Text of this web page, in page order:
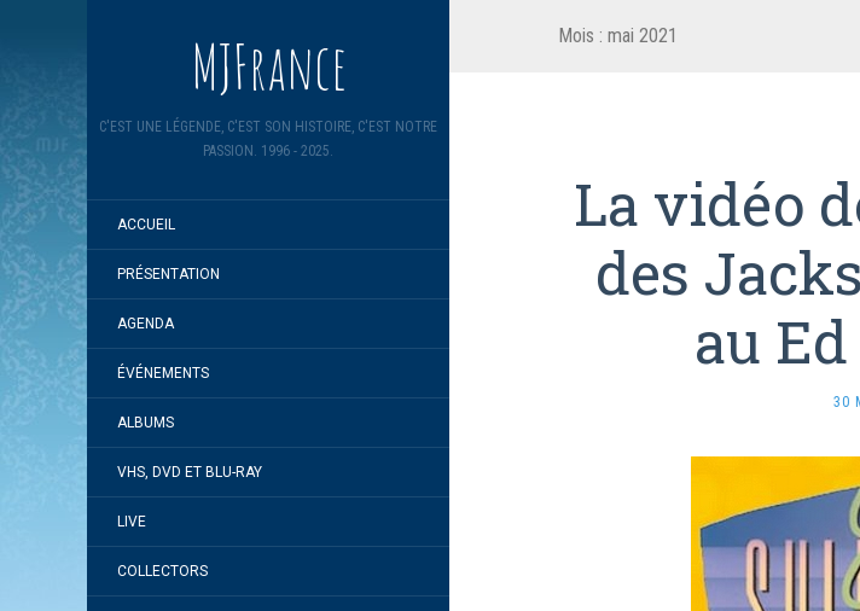
MJFrance
C'EST UNE LÉGENDE, C'EST SON HISTOIRE, C'EST NOTRE
PASSION. 1996 - 2025.
ACCUEIL
PRÉSENTATION
AGENDA
ÉVÉNEMENTS
ALBUMS
VHS, DVD ET BLU-RAY
LIVE
COLLECTORS
Mois : mai 2021
La vidéo
des
au
30